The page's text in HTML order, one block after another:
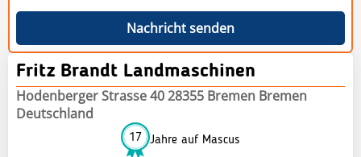
Nachricht senden
Fritz Brandt Landmaschinen
Hodenberger Strasse 40 28355 Bremen Bremen
Deutschland
17 Jahre auf Mascus